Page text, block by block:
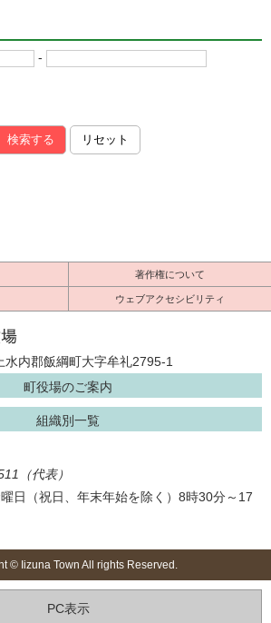
-
著作権について
ウェブアクセシビリティ
内郡飯綱町大字牟礼2795-1
町役場のご案内
組織別一覧
（代表）
日（祝日、年末年始を除く）8時30分～17
© Iizuna Town All rights Reserved.
PC表示